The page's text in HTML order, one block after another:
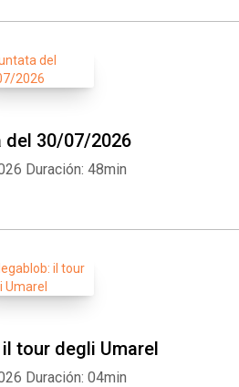
del 30/07/2026
Duración: 48min
tour degli Umarel
Duración: 04min